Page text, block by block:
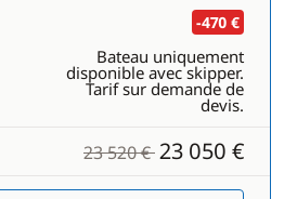
-470 €
Bateau uniquement
disponible avec skipper.
Tarif sur demande de
devis.
23 520 €23 050 €